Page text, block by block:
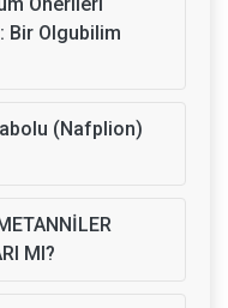
Bir Olgubilim
(Nafplion)
MI?